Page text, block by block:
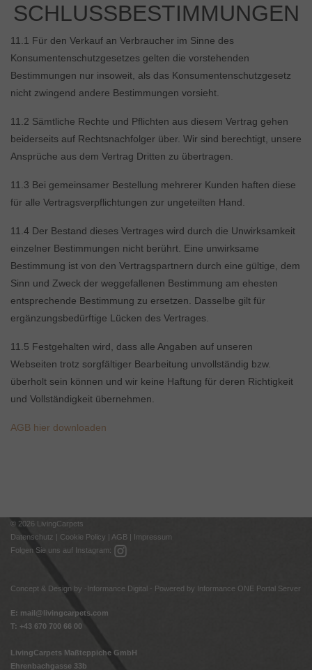
SCHLUSSBESTIMMUNGEN
11.1 Für den Verkauf an Verbraucher im Sinne des
Konsumentenschutzgesetzes gelten die vorstehenden
Bestimmungen nur insoweit, als das Konsumentenschutzgesetz
nicht zwingend andere Bestimmungen vorsieht.
11.2 Sämtliche Rechte und Pflichten aus diesem Vertrag gehen
beiderseits auf Rechtsnachfolger über. Wir sind berechtigt, unsere
Ansprüche aus dem Vertrag Dritten zu übertragen.
11.3 Bei gemeinsamer Bestellung mehrerer Kunden haften diese
für alle Vertragsverpflichtungen zur ungeteilten Hand.
11.4 Der Bestand dieses Vertrages wird durch die Unwirksamkeit
einzelner Bestimmungen nicht berührt. Eine unwirksame
Bestimmung ist von den Vertragspartnern durch eine gültige, dem
Sinn und Zweck der weggefallenen Bestimmung am ehesten
entsprechende Bestimmung zu ersetzen. Dasselbe gilt für
ergänzungsbedürftige Lücken des Vertrages.
11.5 Festgehalten wird, dass alle Angaben auf unseren
Webseiten trotz sorgfältiger Bearbeitung unvollständig bzw.
überholt sein können und wir keine Haftung für deren Richtigkeit
und Vollständigkeit übernehmen.
AGB hier downloaden
© 2026 LivingCarpets
Datenschutz | Cookie Policy | AGB | Impressum
Folgen Sie uns auf Instagram:
Concept & Design by -Informance Digital - Powered by Informance ONE Portal Server
E: mail@livingcarpets.com
T: +43 670 700 66 00
LivingCarpets Maßteppiche GmbH
Ehrenbachgasse 33b